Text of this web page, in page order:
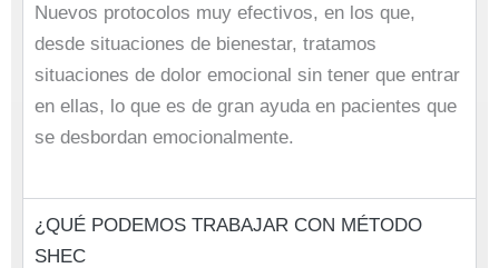
Nuevos protocolos muy efectivos, en los que,
desde situaciones de bienestar, tratamos
situaciones de dolor emocional sin tener que entrar
en ellas, lo que es de gran ayuda en pacientes que
se desbordan emocionalmente.
¿QUÉ PODEMOS TRABAJAR CON MÉTODO
SHEC